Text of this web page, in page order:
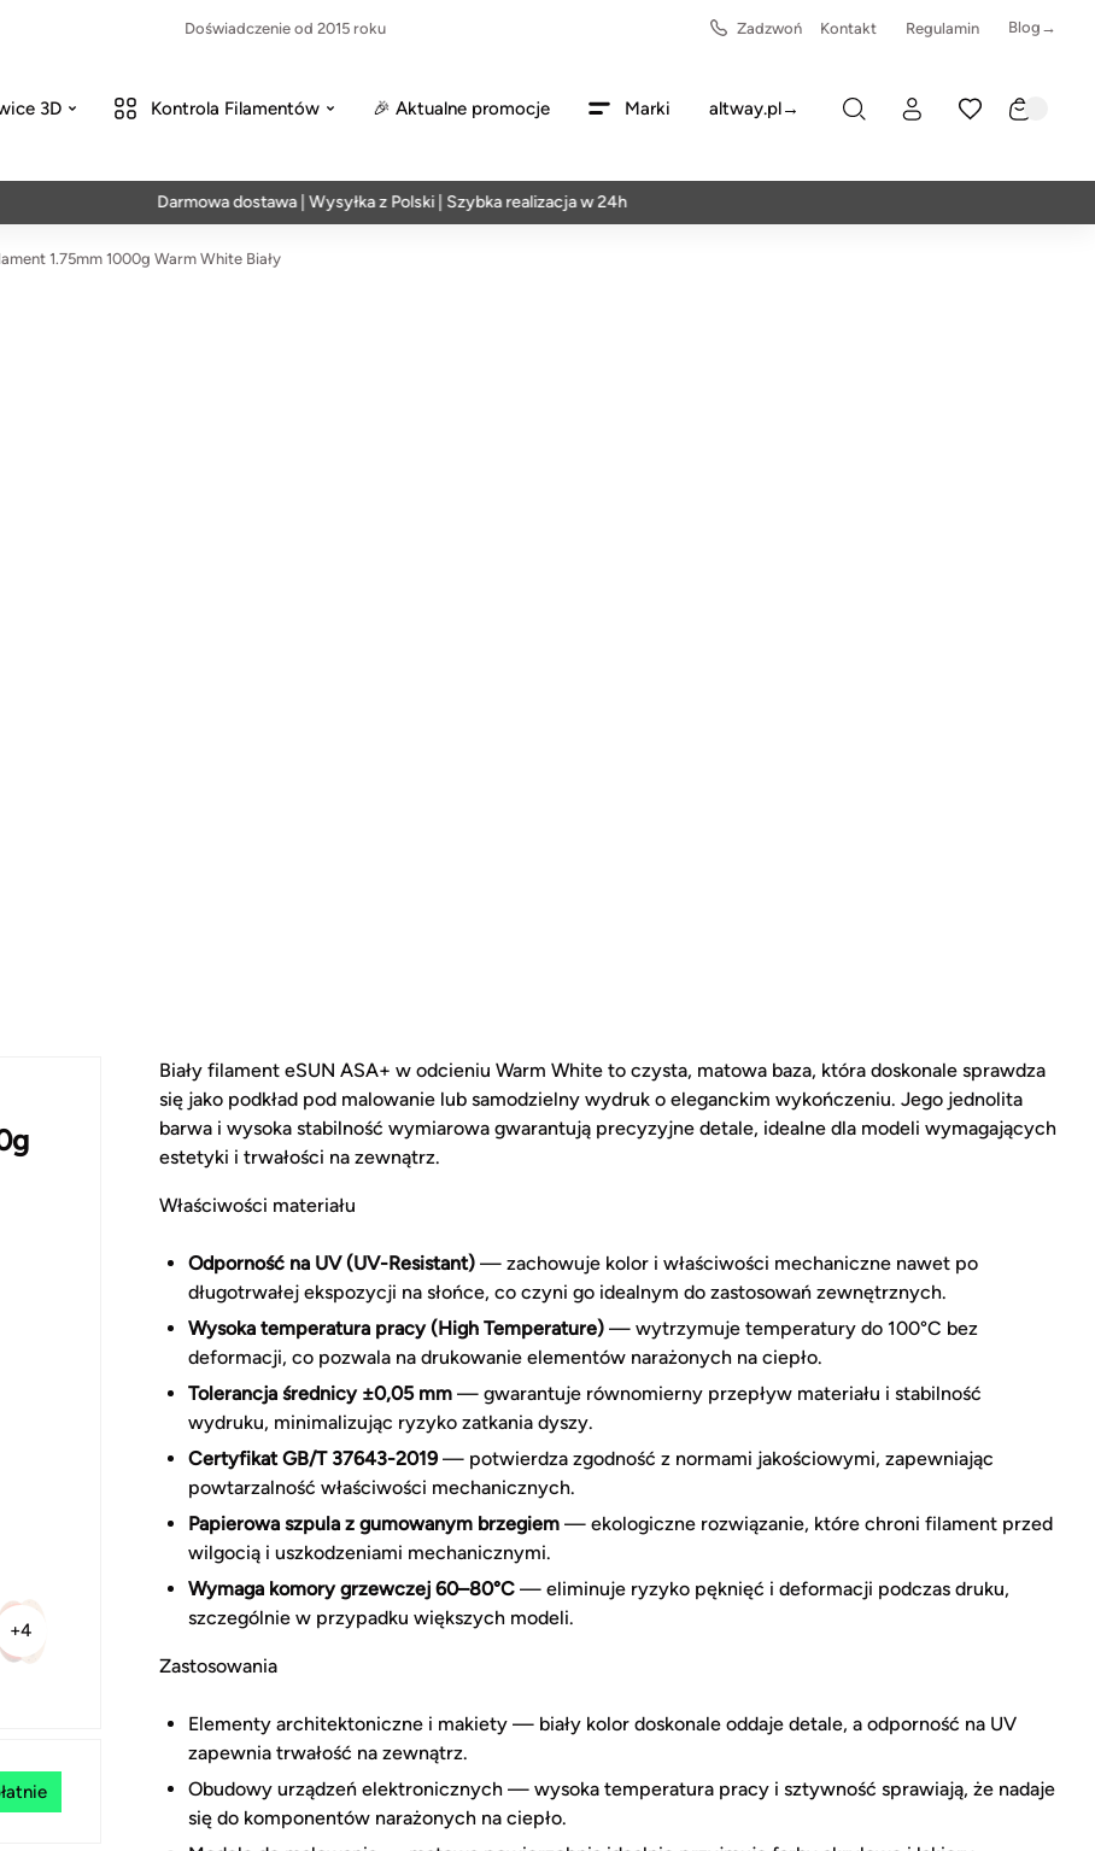
Doświadczenie od 2015 roku Zadzwoń Kontakt Regulamin Blog→
3D Kontrola Filamentów 🎉 Aktualne promocje Marki altway.pl→
Darmowa dostawa | Wysyłka z Polski | Szybka realizacja w 24h
1.75mm 1000g Warm White Biały
+4
Biały filament eSUN ASA+ w odcieniu Warm White to czysta, matowa baza, która doskonale sprawdza
się jako podkład pod malowanie lub samodzielny wydruk o eleganckim wykończeniu. Jego jednolita
barwa i wysoka stabilność wymiarowa gwarantują precyzyjne detale, idealne dla modeli wymagających
estetyki i trwałości na zewnątrz.
Właściwości materiału
Odporność na UV (UV-Resistant) — zachowuje kolor i właściwości mechaniczne nawet po
długotrwałej ekspozycji na słońce, co czyni go idealnym do zastosowań zewnętrznych.
Wysoka temperatura pracy (High Temperature) — wytrzymuje temperatury do 100°C bez
deformacji, co pozwala na drukowanie elementów narażonych na ciepło.
Tolerancja średnicy ±0,05 mm — gwarantuje równomierny przepływ materiału i stabilność
wydruku, minimalizując ryzyko zatkania dyszy.
Certyfikat GB/T 37643-2019 — potwierdza zgodność z normami jakościowymi, zapewniając
powtarzalność właściwości mechanicznych.
Papierowa szpula z gumowanym brzegiem — ekologiczne rozwiązanie, które chroni filament przed
wilgocią i uszkodzeniami mechanicznymi.
Wymaga komory grzewczej 60–80°C — eliminuje ryzyko pęknięć i deformacji podczas druku,
szczególnie w przypadku większych modeli.
Zastosowania
Elementy architektoniczne i makiety — biały kolor doskonale oddaje detale, a odporność na UV
zapewnia trwałość na zewnątrz.
Obudowy urządzeń elektronicznych — wysoka temperatura pracy i sztywność sprawiają, że nadaje
się do komponentów narażonych na ciepło.